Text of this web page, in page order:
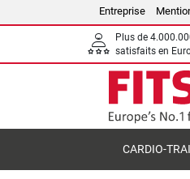
Entreprise
Plus de
satisfaits en
CARDIO-